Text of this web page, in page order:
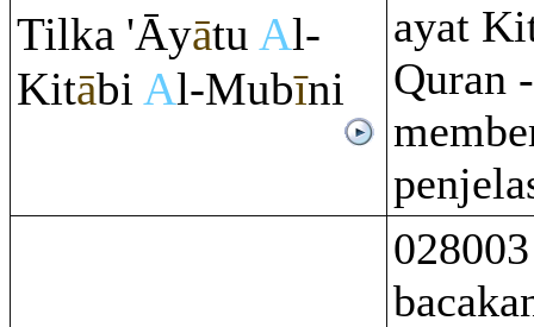
Tilka 'Āyātu Al-
Kitābi Al-Mubīni
ayat
Quran